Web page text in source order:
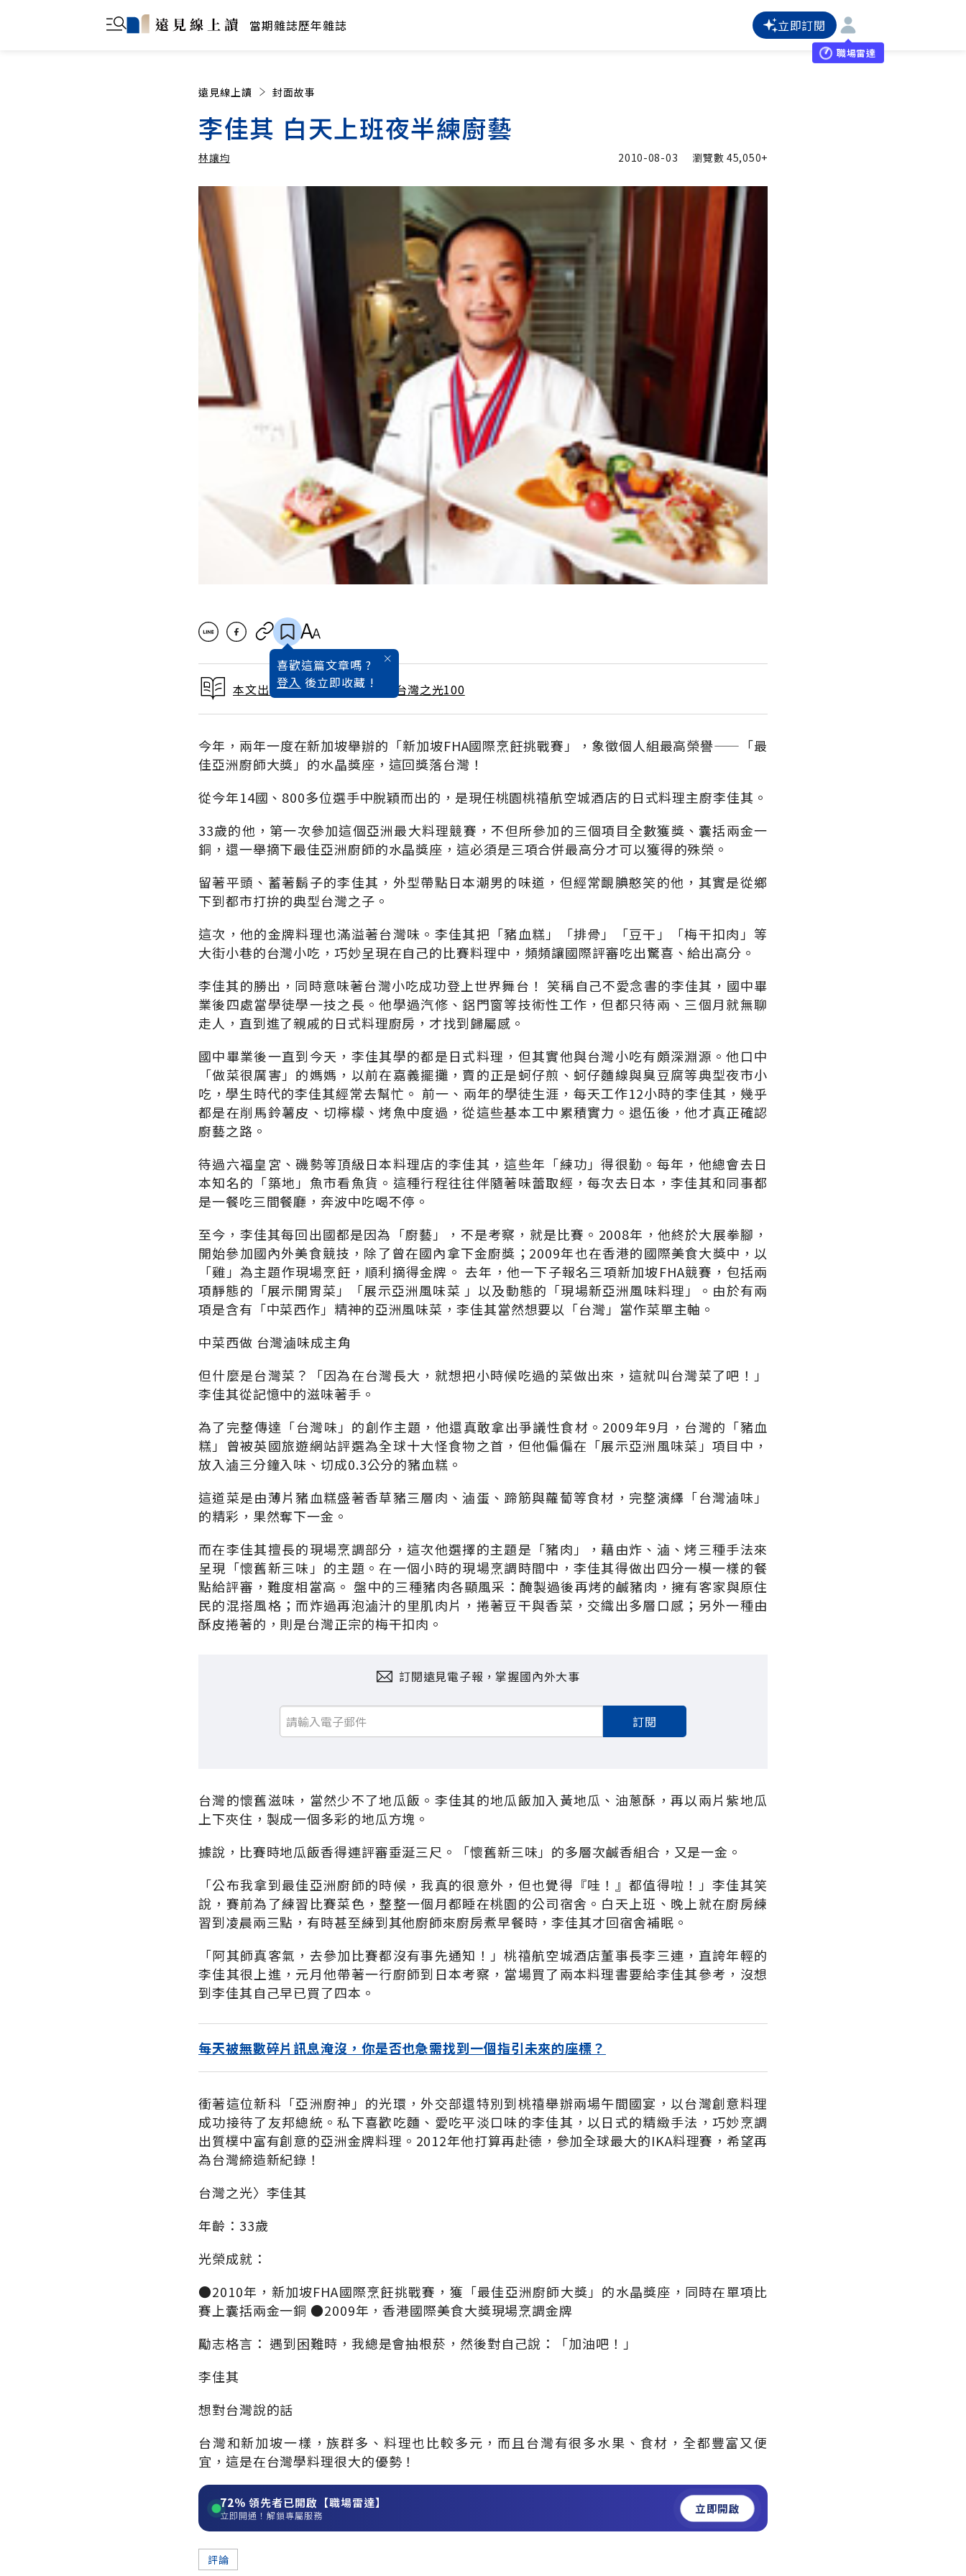
當期雜誌歷年雜誌 立即訂閱
職場雷達
遠見線上讀 封面故事
李佳其 白天上班夜半練廚藝
林讓均 2010-08-03 瀏覽數45,050+
喜歡這篇文章嗎 ?
登入 後立即收藏 !
本文出自 2010 / 8月號雜誌 新台灣之光100
今年，兩年一度在新加坡舉辦的「新加坡FHA國際烹飪挑戰賽」，象徵個人組最高榮譽——「最
佳亞洲廚師大獎」的水晶獎座，這回獎落台灣！
從今年14國、800多位選手中脫穎而出的，是現任桃園桃禧航空城酒店的日式料理主廚李佳其。
33歲的他，第一次參加這個亞洲最大料理競賽，不但所參加的三個項目全數獲獎、囊括兩金一
銅，還一舉摘下最佳亞洲廚師的水晶獎座，這必須是三項合併最高分才可以獲得的殊榮。
留著平頭、蓄著鬍子的李佳其，外型帶點日本潮男的味道，但經常靦腆憨笑的他，其實是從鄉
下到都市打拚的典型台灣之子。
這次，他的金牌料理也滿溢著台灣味。李佳其把「豬血糕」「排骨」「豆干」「梅干扣肉」等
大街小巷的台灣小吃，巧妙呈現在自己的比賽料理中，頻頻讓國際評審吃出驚喜、給出高分。
李佳其的勝出，同時意味著台灣小吃成功登上世界舞台！ 笑稱自己不愛念書的李佳其，國中畢
業後四處當學徒學一技之長。他學過汽修、鋁門窗等技術性工作，但都只待兩、三個月就無聊
走人，直到進了親戚的日式料理廚房，才找到歸屬感。
國中畢業後一直到今天，李佳其學的都是日式料理，但其實他與台灣小吃有頗深淵源。他口中
「做菜很厲害」的媽媽，以前在嘉義擺攤，賣的正是蚵仔煎、蚵仔麵線與臭豆腐等典型夜市小
吃，學生時代的李佳其經常去幫忙。 前一、兩年的學徒生涯，每天工作12小時的李佳其，幾乎
都是在削馬鈴薯皮、切檸檬、烤魚中度過，從這些基本工中累積實力。退伍後，他才真正確認
廚藝之路。
待過六福皇宮、磯勢等頂級日本料理店的李佳其，這些年「練功」得很勤。每年，他總會去日
本知名的「築地」魚市看魚貨。這種行程往往伴隨著味蕾取經，每次去日本，李佳其和同事都
是一餐吃三間餐廳，奔波中吃喝不停。
至今，李佳其每回出國都是因為「廚藝」，不是考察，就是比賽。2008年，他終於大展拳腳，
開始參加國內外美食競技，除了曾在國內拿下金廚獎；2009年也在香港的國際美食大獎中，以
「雞」為主題作現場烹飪，順利摘得金牌。 去年，他一下子報名三項新加坡FHA競賽，包括兩
項靜態的「展示開胃菜」「展示亞洲風味菜 」以及動態的「現場新亞洲風味料理」。由於有兩
項是含有「中菜西作」精神的亞洲風味菜，李佳其當然想要以「台灣」當作菜單主軸。
中菜西做 台灣滷味成主角
但什麼是台灣菜？「因為在台灣長大，就想把小時候吃過的菜做出來，這就叫台灣菜了吧！」
李佳其從記憶中的滋味著手。
為了完整傳達「台灣味」的創作主題，他還真敢拿出爭議性食材。2009年9月，台灣的「豬血
糕」曾被英國旅遊網站評選為全球十大怪食物之首，但他偏偏在「展示亞洲風味菜」項目中，
放入滷三分鐘入味、切成0.3公分的豬血糕。
這道菜是由薄片豬血糕盛著香草豬三層肉、滷蛋、蹄筋與蘿蔔等食材，完整演繹「台灣滷味」
的精彩，果然奪下一金。
而在李佳其擅長的現場烹調部分，這次他選擇的主題是「豬肉」，藉由炸、滷、烤三種手法來
呈現「懷舊新三味」的主題。在一個小時的現場烹調時間中，李佳其得做出四分一模一樣的餐
點給評審，難度相當高。 盤中的三種豬肉各顯風采：醃製過後再烤的鹹豬肉，擁有客家與原住
民的混搭風格；而炸過再泡滷汁的里肌肉片，捲著豆干與香菜，交織出多層口感；另外一種由
酥皮捲著的，則是台灣正宗的梅干扣肉。
訂閱遠見電子報，掌握國內外大事
訂閱
台灣的懷舊滋味，當然少不了地瓜飯。李佳其的地瓜飯加入黃地瓜、油蔥酥，再以兩片紫地瓜
上下夾住，製成一個多彩的地瓜方塊。
據說，比賽時地瓜飯香得連評審垂涎三尺。「懷舊新三味」的多層次鹹香組合，又是一金。
「公布我拿到最佳亞洲廚師的時候，我真的很意外，但也覺得『哇！』都值得啦！」李佳其笑
說，賽前為了練習比賽菜色，整整一個月都睡在桃園的公司宿舍。白天上班、晚上就在廚房練
習到凌晨兩三點，有時甚至練到其他廚師來廚房煮早餐時，李佳其才回宿舍補眠。
「阿其師真客氣，去參加比賽都沒有事先通知！」桃禧航空城酒店董事長李三連，直誇年輕的
李佳其很上進，元月他帶著一行廚師到日本考察，當場買了兩本料理書要給李佳其參考，沒想
到李佳其自己早已買了四本。
每天被無數碎片訊息淹沒，你是否也急需找到一個指引未來的座標？
衝著這位新科「亞洲廚神」的光環，外交部還特別到桃禧舉辦兩場午間國宴，以台灣創意料理
成功接待了友邦總統。私下喜歡吃麵、愛吃平淡口味的李佳其，以日式的精緻手法，巧妙烹調
出質樸中富有創意的亞洲金牌料理。2012年他打算再赴德，參加全球最大的IKA料理賽，希望再
為台灣締造新紀錄！
台灣之光〉李佳其
年齡：33歲
光榮成就：
●2010年，新加坡FHA國際烹飪挑戰賽，獲「最佳亞洲廚師大獎」的水晶獎座，同時在單項比
賽上囊括兩金一銅 ●2009年，香港國際美食大獎現場烹調金牌
勵志格言： 遇到困難時，我總是會抽根菸，然後對自己說：「加油吧！」
李佳其
想對台灣說的話
台灣和新加坡一樣，族群多、料理也比較多元，而且台灣有很多水果、食材，全都豐富又便
宜，這是在台灣學料理很大的優勢！
72% 領先者已開啟【職場雷達】
立即開通！解鎖專屬服務 立即開啟
評論